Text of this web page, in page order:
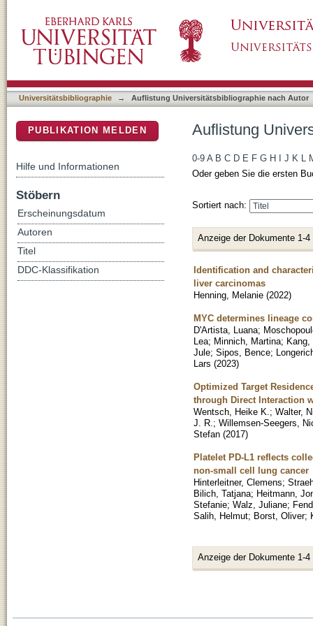
Universitätsbibliographie → Auflistung Universitätsbibliographie nach Autor
Auflistung
0-9 A B C D E F G H J K L
Oder geben Sie die ersten
Sortiert nach:
Anzeige der Dokumente 1-4
Identification and
liver carcinomas
Henning, Melanie (2022)
MYC determines lineage
D'Artista, Luana;
Lea; Minnich, Martina; Kang,
Jule; Sipos, Bence;
Lars (2023)
Optimized Target
through Direct Interaction
Wentsch, Heike K. ; Walter,
J. R. ; Willemsen-Seegers,
Stefan (2017)
Platelet PD-L1 reflects
non-small cell lung cancer
Hinterleitner, Clemens;
Bilich, Tatjana; Heitmann,
Stefanie; Walz, Juliane;
Salih, Helmut; Borst, Oliver;
Anzeige der Dokumente 1-4
PUBLIKATION MELDEN
Hilfe und Informationen
Stöbern
Erscheinungsdatum
Autoren
Titel
DDC-Klassifikation